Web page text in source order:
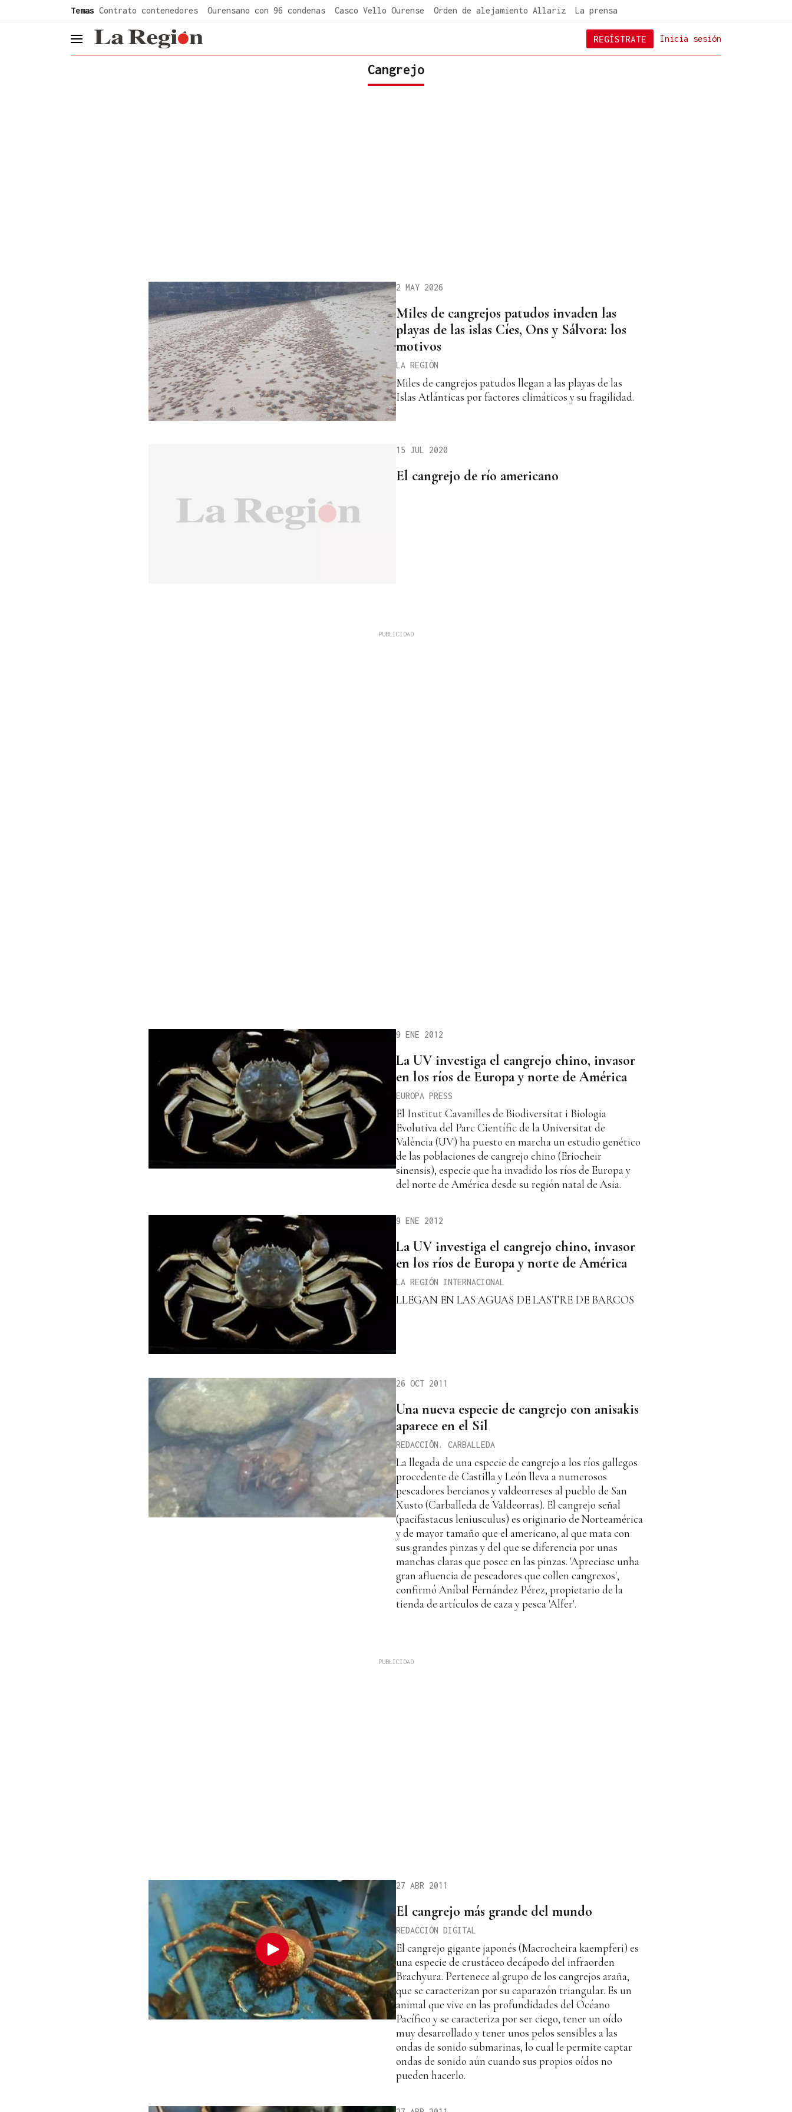
Temas Contrato contenedores Ourensano con 96 condenas Casco Vello Ourense Orden de alejamiento Allariz La prensa
header.menu.open Inicia sesión
REGÍSTRATE
Cangrejo
2 MAY 2026
Miles de cangrejos patudos invaden las
playas de las islas Cíes, Ons y Sálvora: los
motivos
LA REGIÓN
Miles de cangrejos patudos llegan a las playas de las
Islas Atlánticas por factores climáticos y su fragilidad.
15 JUL 2020
El cangrejo de río americano
9 ENE 2012
La UV investiga el cangrejo chino, invasor
en los ríos de Europa y norte de América
EUROPA PRESS
El Institut Cavanilles de Biodiversitat i Biologia
Evolutiva del Parc Científic de la Universitat de
València (UV) ha puesto en marcha un estudio genético
de las poblaciones de cangrejo chino (Eriocheir
sinensis), especie que ha invadido los ríos de Europa y
del norte de América desde su región natal de Asia.
9 ENE 2012
La UV investiga el cangrejo chino, invasor
en los ríos de Europa y norte de América
LA REGIÓN INTERNACIONAL
LLEGAN EN LAS AGUAS DE LASTRE DE BARCOS
26 OCT 2011
Una nueva especie de cangrejo con anisakis
aparece en el Sil
REDACCIÓN. CARBALLEDA
La llegada de una especie de cangrejo a los ríos gallegos
procedente de Castilla y León lleva a numerosos
pescadores bercianos y valdeorreses al pueblo de San
Xusto (Carballeda de Valdeorras). El cangrejo señal
(pacifastacus leniusculus) es originario de Norteamérica
y de mayor tamaño que el americano, al que mata con
sus grandes pinzas y del que se diferencia por unas
manchas claras que posee en las pinzas. 'Apreciase unha
gran afluencia de pescadores que collen cangrexos',
confirmó Aníbal Fernández Pérez, propietario de la
tienda de artículos de caza y pesca 'Alfer'.
27 ABR 2011
El cangrejo más grande del mundo
REDACCIÓN DIGITAL
El cangrejo gigante japonés (Macrocheira kaempferi) es
una especie de crustáceo decápodo del infraorden
Brachyura. Pertenece al grupo de los cangrejos araña,
que se caracterizan por su caparazón triangular. Es un
animal que vive en las profundidades del Océano
Pacífico y se caracteriza por ser ciego, tener un oído
muy desarrollado y tener unos pelos sensibles a las
ondas de sonido submarinas, lo cual le permite captar
ondas de sonido aún cuando sus propios oídos no
pueden hacerlo.